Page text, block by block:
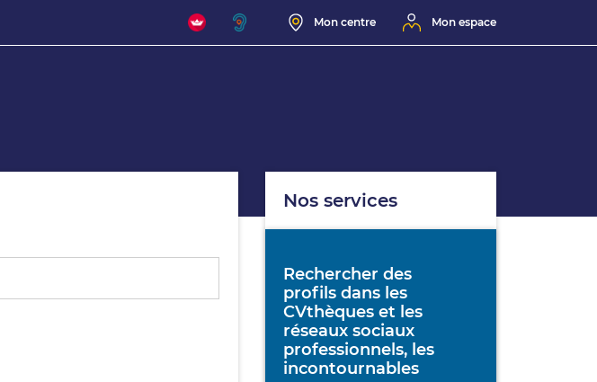
Mon centre Mon espace
Nos services
Rechercher des
profils dans les
CVthèques et les
réseaux sociaux
professionnels, les
incontournables